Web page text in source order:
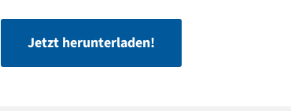
Jetzt herunterladen!